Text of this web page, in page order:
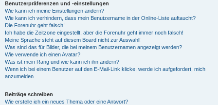
Benutzerpräferenzen und -einstellungen
Wie kann ich meine Einstellungen ändern?
Wie kann ich verhindern, dass mein Benutzername in der Online-Liste auftaucht?
Die Forenuhr geht falsch!
Ich habe die Zeitzone eingestellt, aber die Forenuhr geht immer noch falsch!
Meine Sprache steht auf diesem Board nicht zur Auswahl!
Was sind das für Bilder, die bei meinem Benutzernamen angezeigt werden?
Wie verwende ich einen Avatar?
Was ist mein Rang und wie kann ich ihn ändern?
Wenn ich bei einem Benutzer auf den E-Mail-Link klicke, werde ich aufgefordert, mich
anzumelden.
Beiträge schreiben
Wie erstelle ich ein neues Thema oder eine Antwort?